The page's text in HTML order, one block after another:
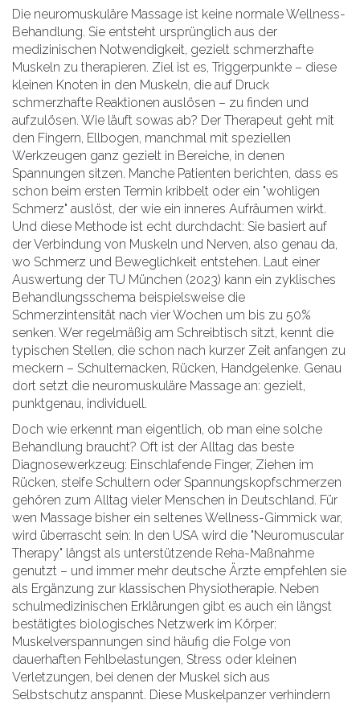
Die neuromuskuläre Massage ist keine normale Wellness-
Behandlung. Sie entsteht ursprünglich aus der
medizinischen Notwendigkeit, gezielt schmerzhafte
Muskeln zu therapieren. Ziel ist es, Triggerpunkte – diese
kleinen Knoten in den Muskeln, die auf Druck
schmerzhafte Reaktionen auslösen – zu finden und
aufzulösen. Wie läuft sowas ab? Der Therapeut geht mit
den Fingern, Ellbogen, manchmal mit speziellen
Werkzeugen ganz gezielt in Bereiche, in denen
Spannungen sitzen. Manche Patienten berichten, dass es
schon beim ersten Termin kribbelt oder ein "wohligen
Schmerz" auslöst, der wie ein inneres Aufräumen wirkt.
Und diese Methode ist echt durchdacht: Sie basiert auf
der Verbindung von Muskeln und Nerven, also genau da,
wo Schmerz und Beweglichkeit entstehen. Laut einer
Auswertung der TU München (2023) kann ein zyklisches
Behandlungsschema beispielsweise die
Schmerzintensität nach vier Wochen um bis zu 50%
senken. Wer regelmäßig am Schreibtisch sitzt, kennt die
typischen Stellen, die schon nach kurzer Zeit anfangen zu
meckern – Schulternacken, Rücken, Handgelenke. Genau
dort setzt die neuromuskuläre Massage an: gezielt,
punktgenau, individuell.
Doch wie erkennt man eigentlich, ob man eine solche
Behandlung braucht? Oft ist der Alltag das beste
Diagnosewerkzeug: Einschlafende Finger, Ziehen im
Rücken, steife Schultern oder Spannungskopfschmerzen
gehören zum Alltag vieler Menschen in Deutschland. Für
wen Massage bisher ein seltenes Wellness-Gimmick war,
wird überrascht sein: In den USA wird die "Neuromuscular
Therapy" längst als unterstützende Reha-Maßnahme
genutzt – und immer mehr deutsche Ärzte empfehlen sie
als Ergänzung zur klassischen Physiotherapie. Neben
schulmedizinischen Erklärungen gibt es auch ein längst
bestätigtes biologisches Netzwerk im Körper:
Muskelverspannungen sind häufig die Folge von
dauerhaften Fehlbelastungen, Stress oder kleinen
Verletzungen, bei denen der Muskel sich aus
Selbstschutz anspannt. Diese Muskelpanzer verhindern